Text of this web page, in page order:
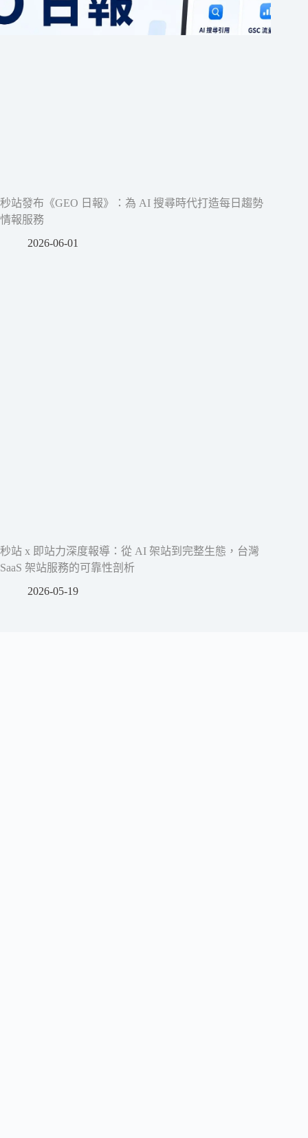
秒站發布《GEO 日報》：為 AI 搜尋時代打造每日趨勢
情報服務
2026-06-01
秒站 x 即站力深度報導：從 AI 架站到完整生態，台灣
SaaS 架站服務的可靠性剖析
2026-05-19